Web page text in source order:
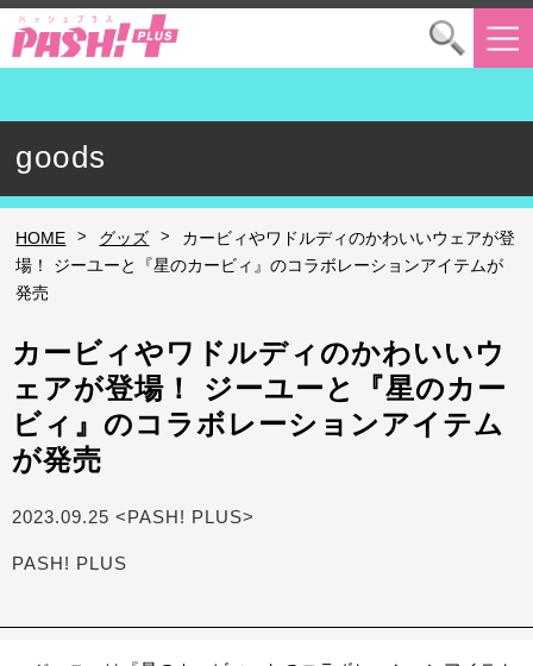
goods
HOME > グッズ >
カービィやワドルディのかわいいウェアが登
場！ ジーユーと『星のカービィ』のコラボレーションアイテムが
発売
カービィやワドルディのかわいいウ
ェアが登場！ ジーユーと『星のカー
ビィ』のコラボレーションアイテム
が発売
2023.09.25 <PASH! PLUS>
PASH! PLUS